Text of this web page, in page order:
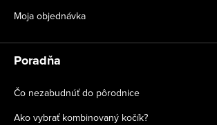
Moja objednávka
Poradňa
Čo nezabudnúť do pôrodnice
Ako vybrať kombinovaný kočík?